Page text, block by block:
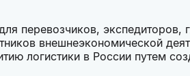
перевозчиков, экспедиторов,
внешнеэкономической
логистики в России путем